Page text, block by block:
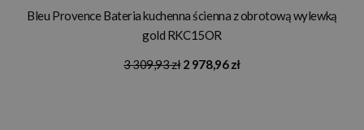
Bleu Provence Bateria kuchenna ścienna z obrotową wylewką
gold RKC15OR
3 309,93 zł 2 978,96 zł